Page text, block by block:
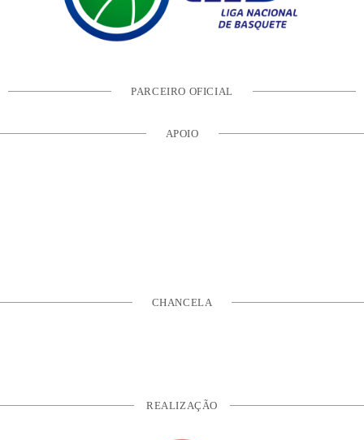
PARCEIRO OFICIAL
APOIO
CHANCELA
REALIZAÇÃO